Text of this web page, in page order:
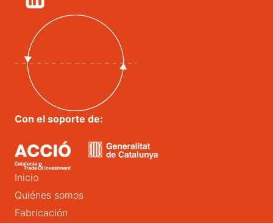
Con el soporte de:
Inicio
Quiénes somos
Fabricación